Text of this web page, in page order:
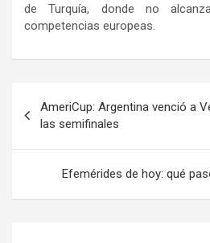
de Turquía, donde no
competencias europeas.
de
entradas
AmeriCup: Argentina venció a
las semifinales
Efemérides de hoy: qué